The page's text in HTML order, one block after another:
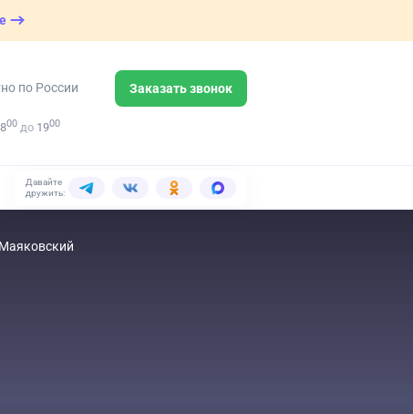
по России Заказать звонок
00 до 1900
Давайте
дружить: